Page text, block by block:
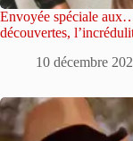
Envoyée spéciale
découvertes,
10 décembre